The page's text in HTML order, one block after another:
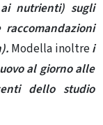
nutrienti) sugli
Modella inoltrei
al giorno alle
dello studio